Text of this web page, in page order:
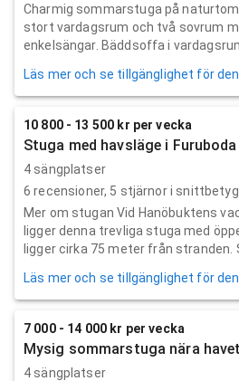
Charmig sommarstuga på
stort vardagsrum och två sovrum
enkelsängar. Bäddsoffa i
Läs mer och se tillgänglighet för
10 800 - 13 500 kr per vecka
Stuga med havsläge i
4 sängplatser
6 recensioner, 5 stjärnor i snittbetyg
Mer om stugan Vid Hanöbuktens
ligger denna trevliga stuga med
ligger cirka 75 meter från stranden.
Läs mer och se tillgänglighet för
7 000 - 14 000 kr per vecka
Mysig sommarstuga nära
4 sängplatser